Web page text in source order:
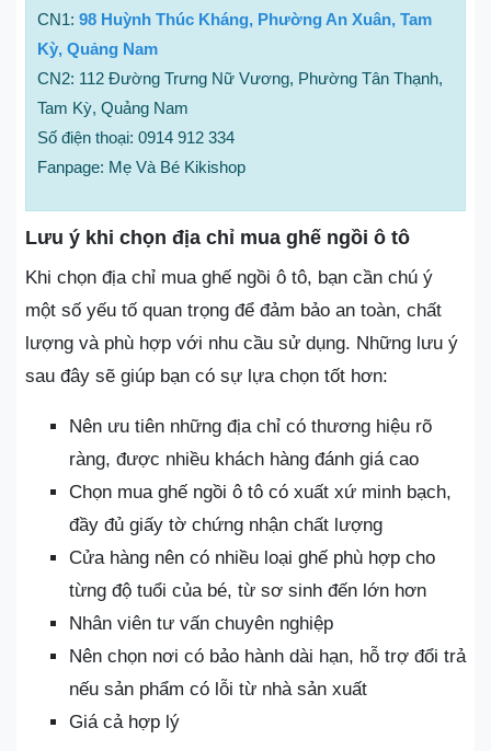
CN1: 98 Huỳnh Thúc Kháng, Phường An Xuân, Tam
Kỳ, Quảng Nam
CN2: 112 Đường Trưng Nữ Vương, Phường Tân Thạnh,
Tam Kỳ, Quảng Nam
Số điện thoại: 0914 912 334
Fanpage: Mẹ Và Bé Kikishop
Lưu ý khi chọn địa chỉ mua ghế ngồi ô tô
Khi chọn địa chỉ mua ghế ngồi ô tô, bạn cần chú ý
một số yếu tố quan trọng để đảm bảo an toàn, chất
lượng và phù hợp với nhu cầu sử dụng. Những lưu ý
sau đây sẽ giúp bạn có sự lựa chọn tốt hơn:
Nên ưu tiên những địa chỉ có thương hiệu rõ
ràng, được nhiều khách hàng đánh giá cao
Chọn mua ghế ngồi ô tô có xuất xứ minh bạch,
đầy đủ giấy tờ chứng nhận chất lượng
Cửa hàng nên có nhiều loại ghế phù hợp cho
từng độ tuổi của bé, từ sơ sinh đến lớn hơn
Nhân viên tư vấn chuyên nghiệp
Nên chọn nơi có bảo hành dài hạn, hỗ trợ đổi trả
nếu sản phẩm có lỗi từ nhà sản xuất
Giá cả hợp lý